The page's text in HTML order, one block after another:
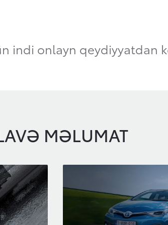
indi onlayn qeydiyyatdan
MƏLUMAT